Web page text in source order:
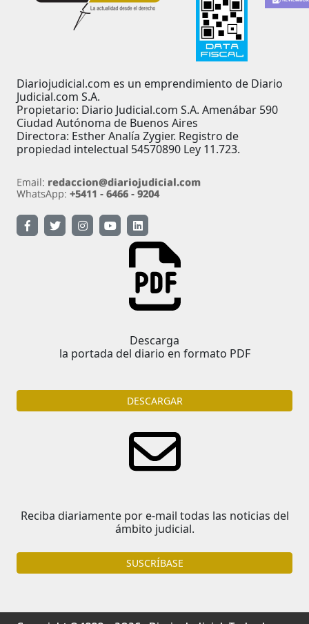
Diariojudicial.com es un emprendimiento de Diario
Judicial.com S.A.
Propietario: Diario Judicial.com S.A. Amenábar 590
Ciudad Autónoma de Buenos Aires
Directora: Esther Analía Zygier. Registro de
propiedad intelectual 54570890 Ley 11.723.
Descarga
la portada del diario en formato PDF
DESCARGAR
Reciba diariamente por e-mail todas las noticias del
ámbito judicial.
SUSCRÍBASE